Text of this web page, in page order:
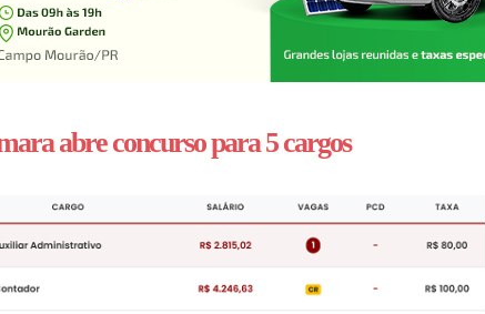
abre concurso para 5 cargos